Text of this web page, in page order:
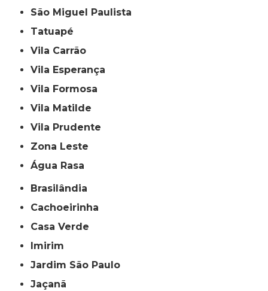
São Miguel Paulista
Tatuapé
Vila Carrão
Vila Esperança
Vila Formosa
Vila Matilde
Vila Prudente
Zona Leste
Água Rasa
Brasilândia
Cachoeirinha
Casa Verde
Imirim
Jardim São Paulo
Jaçanã